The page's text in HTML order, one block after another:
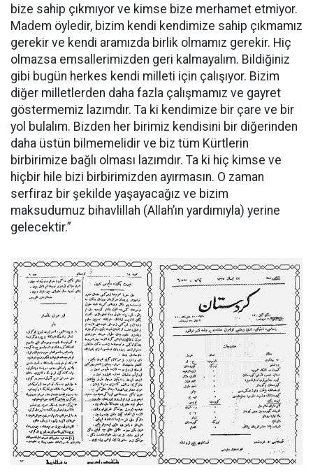
bize sahip çıkmıyor ve kimse bize merhamet etmiyor.
Madem öyledir, bizim kendi kendimize sahip çıkmamız
gerekir ve kendi aramızda birlik olmamız gerekir. Hiç
olmazsa emsallerimizden geri kalmayalım. Bildiğiniz
gibi bugün herkes kendi milleti için çalışıyor. Bizim
diğer milletlerden daha fazla çalışmamız ve gayret
göstermemiz lazımdır. Ta ki kendimize bir çare ve bir
yol bulalım. Bizden her birimiz kendisini bir diğerinden
daha üstün bilmemelidir ve biz tüm Kürtlerin
birbirimize bağlı olması lazımdır. Ta ki hiç kimse ve
hiçbir hile bizi birbirimizden ayırmasın. O zaman
serfiraz bir şekilde yaşayacağız ve bizim
maksudumuz bihavlillah (Allah’ın yardımıyla) yerine
gelecektir.”